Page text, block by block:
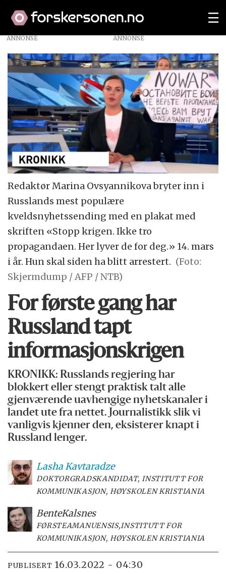
ANNONSE
Redaktør Marina Ovsyannikova bryter inn i
Russlands mest populære
kveldsnyhetssending med en plakat med
skriften «Stopp krigen. Ikke tro
propagandaen. Her lyver de for deg.» 14. mars
i år. Hun skal siden ha blitt arrestert. (Foto:
Skjermdump / AFP / NTB)
For første gang har
Russland tapt
informasjonskrigen
KRONIKK: Russlands regjering har
blokkert eller stengt praktisk talt alle
gjenværende uavhengige nyhetskanaler i
landet ute fra nettet. Journalistikk slik vi
vanligvis kjenner den, eksisterer knapt i
Russland lenger.
LashaKavtaradze
DOKTORGRADSKANDIDAT, INSTITUTT FOR
KOMMUNIKASJON, HØYSKOLEN KRISTIANIA
BenteKalsnes
FØRSTEAMANUENSIS,INSTITUTT FOR
KOMMUNIKASJON, HØYSKOLEN KRISTIANIA
PUBLISERT 16.03.2022 - 04:30